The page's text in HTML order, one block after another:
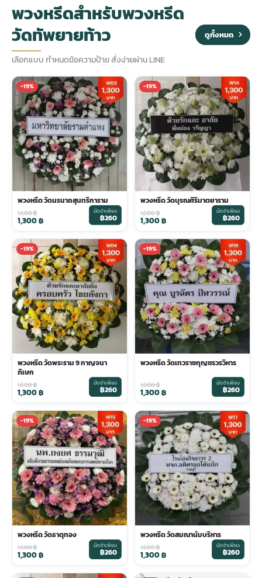
ดอกไม้หน้าหีบ
ดอกไม้หน้างานศพ
ดอกไม้หน้าโลง
จัดดอกไม้หน้ารูป
จัดดอกไม้หน้าโลง
ดอกไม้ศพ
ดอกไม้งานศพ ส่งด่วน
ดอกไม้งานศพ กรุงเทพ
ดอกไม้งานศพ ปากคลองตลาด
ร้านดอกไม้งานศพ ใกล้ฉัน
ดอกไม้งานศพ ราคาถูก
จัดดอกไม้งานศพ ราคา
ดอกไม้งานศพ ส่งฟรี
ดอกไม้งานศพ ออนไลน์
พวงดอกไม้งานศพ
tpdecorate ปูพื้น
ร้านพวงหรีด
ดอกไม้พวงหรีด
พวงหรีดปทุม
พวงหรีดพระราม 2
พวงหรีด ปากคลองตลาด
พวงหรีดราคาถูก
พวงหรีดดอกไม้สด
พวงหรีดดอกไม้สด ราคาถูก
สั่งพวงหรีด ออนไลน์
ส่งพวงหรีด ด่วน กรุงเทพ
ร้านพวงหรีด กรุงเทพ ส่งฟรี
พวงหรีด ปากคลองตลาด ราคา
พวงหรีด ส่งด่วน วันนี้
ไม้หน้าเมรุ
กไม้หน้าเมรุ
น้าเมรุ ราคา
มรุ กรุงเทพ
ม้หน้าเมรุ
มรุ ราคาถูก
ม้หน้าเมรุ
ระดับเมรุ
มรุ ออนไลน์
มรุ ส่งด่วน
น้าเมรุ กรุงเทพ
ไม้งานแต่ง กรุงเทพ
อกไม้งานแต่ง
ดอกไม้งานแต่ง
ไม้งานแต่ง แบบสวยๆ
พวงหรีดพัดลม กรุงเทพ
พวงหรีดพัดลม ส่งด่วน
สั่งพวงหรีดพัดลม
ร้านพวงหรีดพัดลม
พวงหรีดพัดลม ปากคลองตลาด
พวงหรีดพัดลม แบบสวยๆ
รับจัดงานศพ กรุงเทพ
แพ็คเกจจัดงานศพ
ค่าใช้จ่ายจัดงานศพ
จัดงานศพ วัด
ขั้นตอนจัดงานศพ
จัดงานศพ ราคาถูก
พวงหรีดสำหรับพวงหรีด
วัดทัพยายท้าว
เลือกแบบ กำหนดข้อความป้าย สั่งง่ายผ่าน LINE
ดูทั้งหมด
-19%
พวงหรีด วัดนรนาถสุนทริการาม
1,600฿
1,300฿
มัดจำเพียง
฿260
-19%
พวงหรีด วัดบุรณศิริมาตยาราม
1,600฿
1,300฿
มัดจำเพียง
฿260
-19%
พวงหรีด วัดพระราม 9 กาญจนา
ภิเษก
1,600฿
1,300฿
มัดจำเพียง
฿260
-19%
พวงหรีด วัดเทวราชกุญชรวรวิหาร
1,600฿
1,300฿
มัดจำเพียง
฿260
-19%
พวงหรีด วัดธาตุทอง
1,600฿
1,300฿
มัดจำเพียง
฿260
-19%
พวงหรีด วัดสมณานัมบริหาร
1,600฿
1,300฿
มัดจำเพียง
฿260